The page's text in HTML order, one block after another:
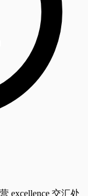
excellence 交汇处